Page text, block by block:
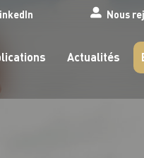
Nous
Actualités